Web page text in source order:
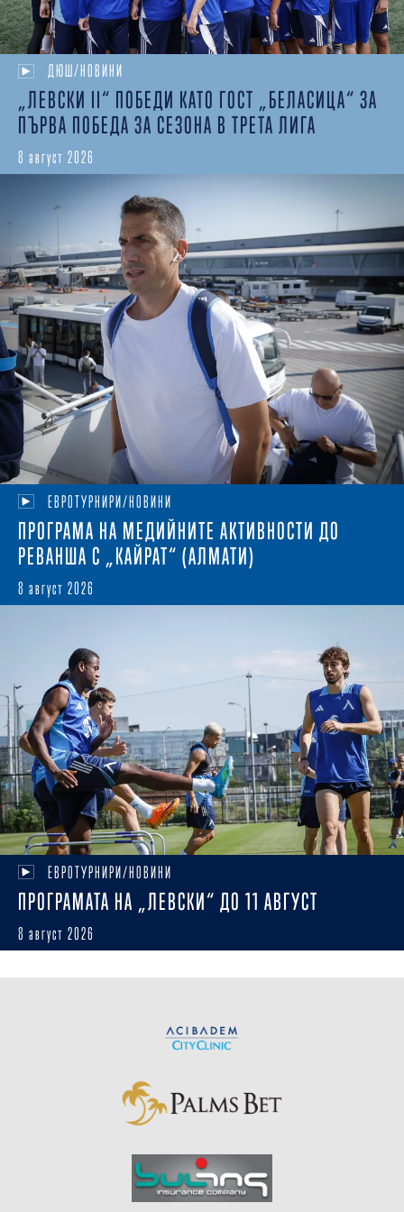
ДЮШ/НОВИНИ
„ЛЕВСКИ II“ ПОБЕДИ КАТО ГОСТ „БЕЛАСИЦА“ ЗА
ПЪРВА ПОБЕДА ЗА СЕЗОНА В ТРЕТА ЛИГА
8 август 2026
ЕВРОТУРНИРИ/НОВИНИ
ПРОГРАМА НА МЕДИЙНИТЕ АКТИВНОСТИ ДО
РЕВАНША С „КАЙРАТ“ (АЛМАТИ)
8 август 2026
ЕВРОТУРНИРИ/НОВИНИ
ПРОГРАМАТА НА „ЛЕВСКИ“ ДО 11 АВГУСТ
8 август 2026